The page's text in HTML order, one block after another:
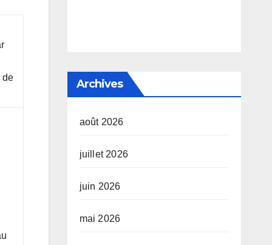
de
Archives
août 2026
juillet 2026
juin 2026
mai 2026